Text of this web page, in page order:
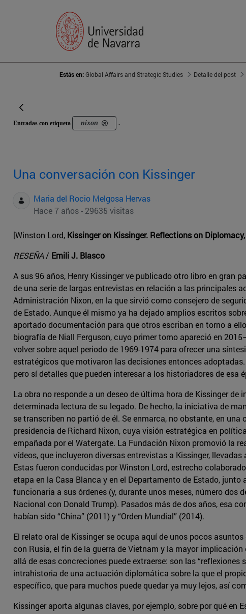
Estás en:Global Affairs and Strategic Studies Detalle del post
Entradas con etiqueta nixon .
Una conversación con Kissinger
Maria del Rocio Melgosa Hervas
Hace 7 años - 29635 visitas
[Winston Lord, Kissinger on Kissinger. Reflections on
RESEÑA/ Emili J. Blasco
A sus 96 años, Henry Kissinger ve publicado otro libro en gran
de una serie de largas entrevistas en relación a las principales
Administración Nixon, en la que sirvió como consejero de
de Estado. Aunque él mismo ya ha dejado amplios escritos
aportado documentación para que otros escriban en torno a
biografía de Niall Ferguson, cuyo primer tomo apareció en
volver sobre aquel periodo de 1969-1974 para ofrecer una
estratégicos que motivaron las decisiones entonces
pero sí detalles que pueden interesar a los historiadores de esa
La obra no responde a un deseo de última hora de Kissinger de
determinada lectura de su legado. De hecho, la iniciativa de
se transcriben no partió de él. Se enmarca, no obstante, en una
presidencia de Richard Nixon, cuya visión estratégica en
empañada por el Watergate. La Fundación Nixon promovió la
vídeos, que incluyeron diversas entrevistas a Kissinger, llevadas
Estas fueron conducidas por Winston Lord, estrecho
etapa en la Casa Blanca y en el Departamento de Estado, junto
funcionaria a sus órdenes (y, durante unos meses, número dos
Nacional con Donald Trump). Pasados más de dos años, esa
habían sido “China” (2011) y “Orden Mundial” (2014).
El relato oral de Kissinger se ocupa aquí de unos pocos
con Rusia, el fin de la guerra de Vietnam y la mayor
allá de esas concreciones puede extraerse: son las
intrahistoria de una actuación diplomática sobre la que el
específico, que para muchos puede quedar ya muy lejos, así
Kissinger aporta algunas claves, por ejemplo, sobre por qué